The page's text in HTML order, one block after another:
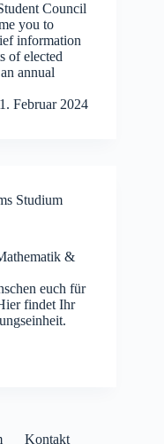
Council
you to
information
of elected
annual
1. Februar 2024
Studium
&
euch für
findet Ihr
Kontakt